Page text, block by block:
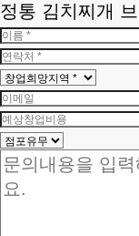
정통 김치찌개